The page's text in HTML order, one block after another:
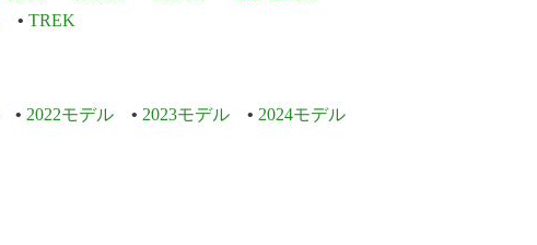
TREK
2022モデル 2023モデル
2024モデル